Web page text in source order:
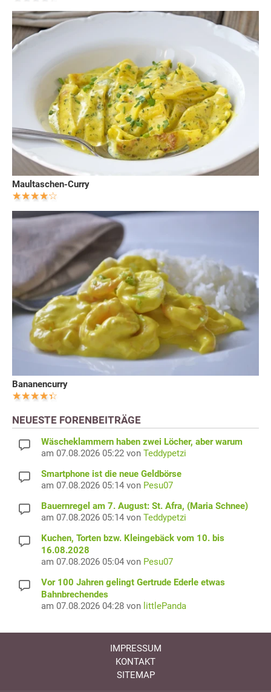
Maultaschen-Curry
Bananencurry
NEUESTE FORENBEITRÄGE
Wäscheklammern haben zwei Löcher, aber warum
am 07.08.2026 05:22 von Teddypetzi
Smartphone ist die neue Geldbörse
am 07.08.2026 05:14 von Pesu07
Bauernregel am 7. August: St. Afra, (Maria Schnee)
am 07.08.2026 05:14 von Teddypetzi
Kuchen, Torten bzw. Kleingebäck vom 10. bis
16.08.2028
am 07.08.2026 05:04 von Pesu07
Vor 100 Jahren gelingt Gertrude Ederle etwas
Bahnbrechendes
am 07.08.2026 04:28 von littlePanda
IMPRESSUM
KONTAKT
SITEMAP